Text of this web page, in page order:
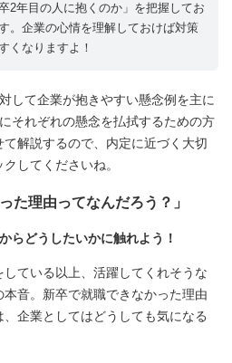
2年目の人に抱くのか」を把握してお
。企業の心情を理解しておけば対策
くなりますよ！
して企業が抱きやすい懸念例を主に
それぞれの懸念を払拭するための方
解説するので、内定に近づく大切
してくださいね。
理由ってなんだろう？」
らどうしたいかに触れよう！
ている以上、活躍してくれそうな
音。新卒で就職できなかった理由
企業としてはどうしても気になる